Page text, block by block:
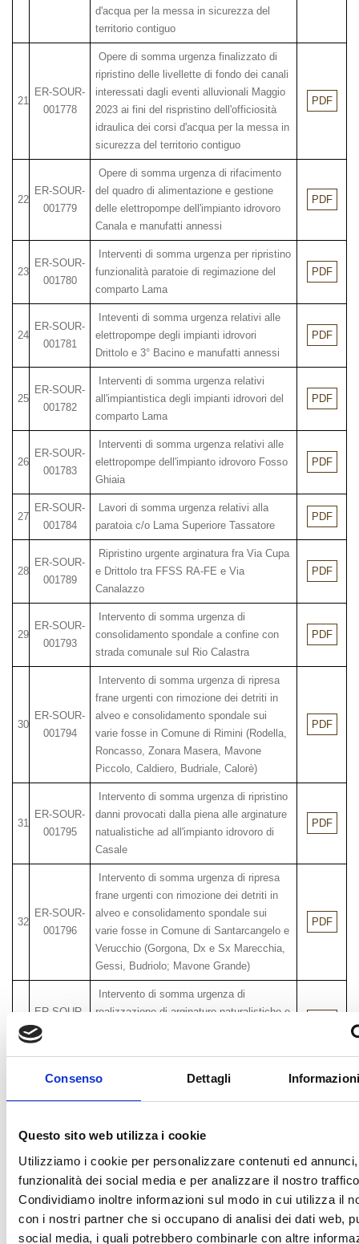
Consenso Dettagli
Questo sito web utilizza i cookie
Utilizziamo i cookie per personalizzare contenuti ed
funzionalità dei social media e per analizzare il nostro
Condividiamo inoltre informazioni sul modo in cui utilizza il
con i nostri partner che si occupano di analisi dei dati web,
social media, i quali potrebbero combinarle con altre
d'acqua per la messa in sicurezza del
territorio contiguo
21
ER-SOUR-
001778
Opere di somma urgenza finalizzato di
ripristino delle livellette di fondo dei canali
interessati dagli eventi alluvionali Maggio
2023 ai fini del rispristino dell'officiosità
idraulica dei corsi d'acqua per la messa in
sicurezza del territorio contiguo
PDF
22
ER-SOUR-
001779
Opere di somma urgenza di rifacimento
del quadro di alimentazione e gestione
delle elettropompe dell'impianto idrovoro
Canala e manufatti annessi
PDF
23
ER-SOUR-
001780
Interventi di somma urgenza per ripristino
funzionalità paratoie di regimazione del
comparto Lama
PDF
24
ER-SOUR-
001781
Inteventi di somma urgenza relativi alle
elettropompe degli impianti idrovori
Drittolo e 3° Bacino e manufatti annessi
PDF
25
ER-SOUR-
001782
Interventi di somma urgenza relativi
all'impiantistica degli impianti idrovori del
comparto Lama
PDF
26
ER-SOUR-
001783
Interventi di somma urgenza relativi alle
elettropompe dell'impianto idrovoro Fosso
Ghiaia
PDF
27
ER-SOUR-
001784
Lavori di somma urgenza relativi alla
paratoia c/o Lama Superiore Tassatore
PDF
28
ER-SOUR-
001789
Ripristino urgente arginatura fra Via Cupa
e Drittolo tra FFSS RA-FE e Via
Canalazzo
PDF
29
ER-SOUR-
001793
Intervento di somma urgenza di
consolidamento spondale a confine con
strada comunale sul Rio Calastra
PDF
30
ER-SOUR-
001794
Intervento di somma urgenza di ripresa
frane urgenti con rimozione dei detriti in
alveo e consolidamento spondale sui
varie fosse in Comune di Rimini (Rodella,
Roncasso, Zonara Masera, Mavone
Piccolo, Caldiero, Budriale, Calorè)
PDF
31
ER-SOUR-
001795
Intervento di somma urgenza di ripristino
danni provocati dalla piena alle arginature
natualistiche ad all'impianto idrovoro di
Casale
PDF
32
ER-SOUR-
001796
Intervento di somma urgenza di ripresa
frane urgenti con rimozione dei detriti in
alveo e consolidamento spondale sui
varie fosse in Comune di Santarcangelo e
Verucchio (Gorgona, Dx e Sx Marecchia,
Gessi, Budriolo; Mavone Grande)
PDF
ER-SOUR-
Intervento di somma urgenza di
realizzazione di arginature naturalistiche e
ER-SOUR-
001798
Intervento di somma urgenza di
35
001799
Intervento di somma urgenza di
consolidamento spondale e ripristino frane
urgenti sui canali Alberello e Cella
36
Intervento di somma urgenza di ripristino
funionalità tratto apicale canale sinistra
Marecchia in corrispondneza delle due
PDF